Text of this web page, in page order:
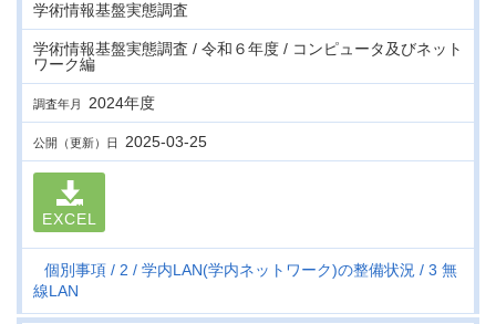
学術情報基盤実態調査
学術情報基盤実態調査 / 令和６年度 / コンピュータ及びネット
ワーク編
調査年月 2024年度
公開（更新）日 2025-03-25
EXCEL
個別事項 2 学内LAN(学内ネットワーク)の整備状況
3 無
線LAN